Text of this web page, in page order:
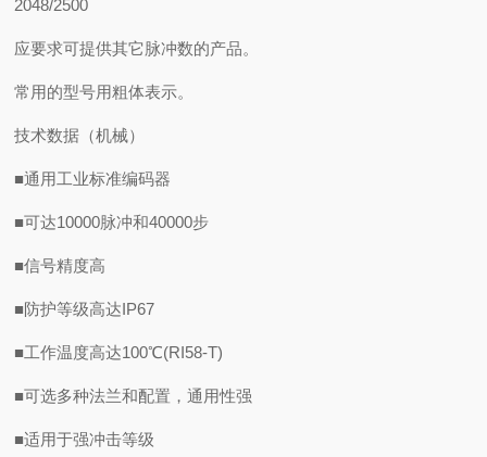
2048/2500
应要求可提供其它脉冲数的产品。
常用的型号用粗体表示。
技术数据（机械）
■通用工业标准编码器
■可达10000脉冲和40000步
■信号精度高
■防护等级高达IP67
■工作温度高达100℃(RI58-T)
■可选多种法兰和配置，通用性强
■适用于强冲击等级